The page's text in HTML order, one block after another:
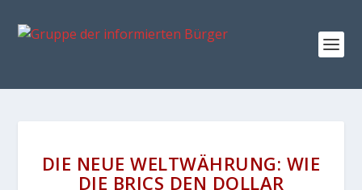
DIE NEUE WELTWÄHRUNG: WIE
DIE BRICS DEN DOLLAR